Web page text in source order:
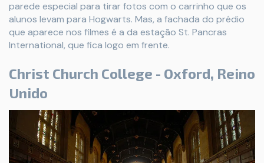
parede especial para tirar fotos com o carrinho que os
alunos levam para Hogwarts. Mas, a fachada do prédio
que aparece nos filmes é a da estação St. Pancras
International, que fica logo em frente.
Christ Church College - Oxford, Reino
Unido